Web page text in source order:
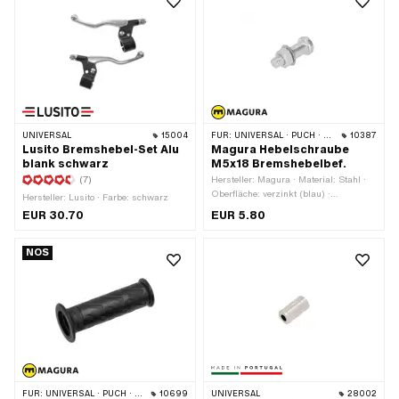
UNIVERSAL 15004
Lusito Bremshebel-Set Alu
blank schwarz
(7)
Hersteller: Lusito · Farbe: schwarz
EUR 30.70
FÜR: UNIVERSAL · PUCH · SACHS · PONY / CILO (BETA 521 & 512) · ZÜNDAPP BELMONDO · CILO 10387
Magura Hebelschraube
M5x18 Bremshebelbef.
Hersteller: Magura · Material: Stahl ·
Oberfläche: verzinkt (blau) ·
5.9 mm · Ø Kopf aussen: 8.8 mm ·
Schlüsselweite: 8 mm · Gewindeart:
EUR 5.80
NOS
FÜR: UNIVERSAL · PUCH · SACHS · PONY / CILO (BETA 521 & 512) 10699 UNIVERSAL 28002